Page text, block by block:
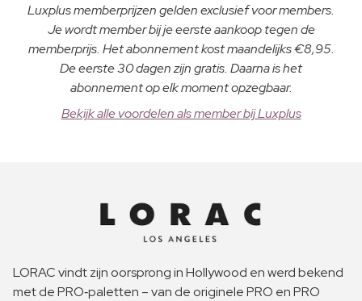
Luxplus memberprijzen gelden exclusief voor members.
Je wordt member bij je eerste aankoop tegen de
memberprijs. Het abonnement kost maandelijks €8,95.
De eerste 30 dagen zijn gratis. Daarna is het
abonnement op elk moment opzegbaar.
Bekijk alle voordelen als member bij Luxplus
LORAC vindt zijn oorsprong in Hollywood en werd bekend
met de PRO‑paletten – van de originele PRO en PRO